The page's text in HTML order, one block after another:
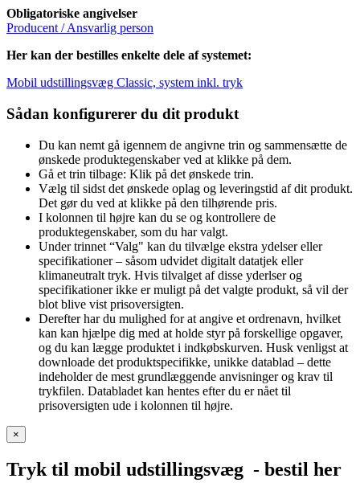
Obligatoriske angivelser
Producent / Ansvarlig person
Her kan der bestilles enkelte dele af systemet:
Mobil udstillingsvæg Classic, system inkl. tryk
Sådan konfigurerer du dit produkt
Du kan nemt gå igennem de angivne trin og sammensætte de
ønskede produktegenskaber ved at klikke på dem.
Gå et trin tilbage: Klik på det ønskede trin.
Vælg til sidst det ønskede oplag og leveringstid af dit produkt.
Det gør du ved at klikke på den tilhørende pris.
I kolonnen til højre kan du se og kontrollere de
produktegenskaber, som du har valgt.
Under trinnet “Valg" kan du tilvælge ekstra ydelser eller
specifikationer – såsom udvidet digitalt datatjek eller
klimaneutralt tryk. Hvis tilvalget af disse yderlser og
specifikationer ikke er muligt på det valgte produkt, så vil der
blot blive vist prisoversigten.
Derefter har du mulighed for at angive et ordrenavn, hvilket
kan kan hjælpe dig med at holde styr på forskellige opgaver,
og du kan lægge produktet i indkøbskurven. Husk venligst at
downloade det produktspecifikke, unikke datablad – dette
indeholder de mest grundlæggende anvisninger og krav til
trykfilen. Databladet kan hentes efter du er nået til
prisoversigten ude i kolonnen til højre.
×
Tryk til mobil udstillingsvæg - bestil her